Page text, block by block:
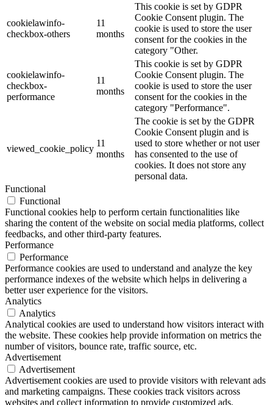
cookielawinfo-
checkbox-others
11
months
This cookie is set by GDPR
Cookie Consent plugin. The
cookie is used to store the user
consent for the cookies in the
category "Other.
cookielawinfo-
checkbox-
performance
11
months
This cookie is set by GDPR
Cookie Consent plugin. The
cookie is used to store the user
consent for the cookies in the
category "Performance".
viewed_cookie_policy
11
months
The cookie is set by the GDPR
Cookie Consent plugin and is
used to store whether or not user
has consented to the use of
cookies. It does not store any
personal data.
Functional
Functional
Functional cookies help to perform certain functionalities like
sharing the content of the website on social media platforms, collect
feedbacks, and other third-party features.
Performance
Performance
Performance cookies are used to understand and analyze the key
performance indexes of the website which helps in delivering a
better user experience for the visitors.
Analytics
Analytics
Analytical cookies are used to understand how visitors interact with
the website. These cookies help provide information on metrics the
number of visitors, bounce rate, traffic source, etc.
Advertisement
Advertisement
Advertisement cookies are used to provide visitors with relevant ads
and marketing campaigns. These cookies track visitors across
websites and collect information to provide customized ads.